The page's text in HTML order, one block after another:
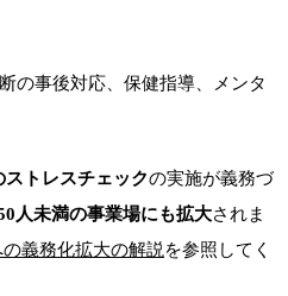
の事後対応、保健指導、メンタ
ストレスチェックの実施が義務づ
人未満の事業場にも拡大されま
義務化拡大の解説 を参照してく